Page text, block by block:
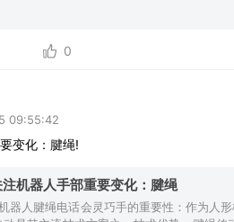
0
09:55:42
变化：腱绳!
机器人手部重要变化：腱绳
器人腱绳电话会灵巧手的重要性：作为人